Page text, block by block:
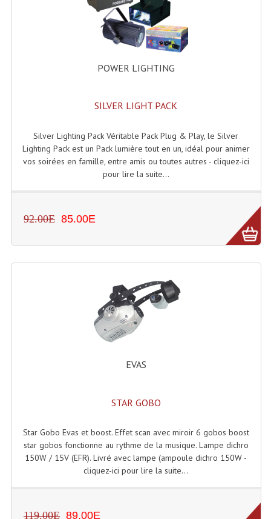
Enceintes Monitoring
Filtres Actifs, Correcteurs
Filtres Passifs
Haut-Parleurs Amplis Guitare
Moteurs Pavillons Pour Enceinte
Lecteurs Cd À Plats Lecteur MP3
Lecteurs Double Cd Mixage Intégrée
Lecteurs Double Cd MP3
Digital Package Et Logiciel
Enregistreur Numérique
Platines Dvd Pour Dj
POWER LIGHTING
SILVER LIGHT PACK
Silver Lighting Pack Véritable Pack Plug & Play, le Silver
Lighting Pack est un Pack lumière tout en un, idéal pour animer
vos soirées en famille, entre amis ou toutes autres - cliquez-ici
pour lire la suite...
92.00E 85.00E
EVAS
STAR GOBO
Star Gobo Evas et boost. Effet scan avec miroir 6 gobos boost
star gobos fonctionne au rythme de la musique. Lampe dichro
150W / 15V (EFR). Livré avec lampe (ampoule dichro 150W -
cliquez-ici pour lire la suite...
119.00E 89.00E